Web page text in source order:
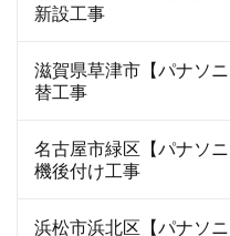
新設工事
滋賀県草津市【パナソ
替工事
名古屋市緑区【パナソ
機後付け工事
浜松市浜北区【パナソ